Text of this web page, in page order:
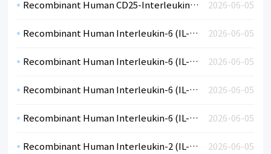
2026-06-05
Recombinant Human CD25-Interleukin-IL-2RA (CHO)
2026-06-05
Recombinant Human Interleukin-6 (IL-6)-CF
2026-06-05
Recombinant Human Interleukin-6 (IL-6)-CF
2026-06-05
Recombinant Human Interleukin-6 (IL-6)-BSA
2026-06-05
Recombinant Human Interleukin-6 (IL-6)-BSA
2026-06-05
Recombinant Human Interleukin-2 (IL-2)-CF